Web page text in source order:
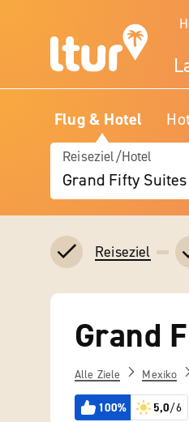
Flug & Hotel
Reiseziel/Hotel
Grand Fifty Suites
Reiseziel
Grand
Alle Ziele Mexiko
100% 5,0/6